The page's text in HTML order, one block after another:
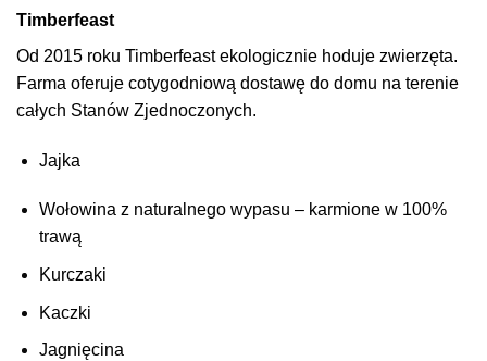
Timberfeast
Od 2015 roku Timberfeast ekologicznie hoduje zwierzęta.
Farma oferuje cotygodniową dostawę do domu na terenie
całych Stanów Zjednoczonych.
Jajka
Wołowina z naturalnego wypasu – karmione w 100%
trawą
Kurczaki
Kaczki
Jagnięcina